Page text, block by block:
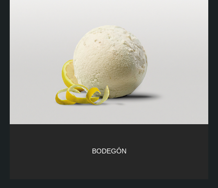
BODEGÓN